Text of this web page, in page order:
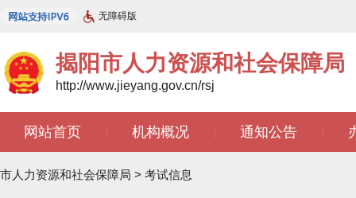
无障碍版
揭阳市人力资源和社会保障局
http://www.jieyang.gov.cn/rsj
网站首页 机构概况 通知公告
市人力资源和社会保障局 > 考试信息